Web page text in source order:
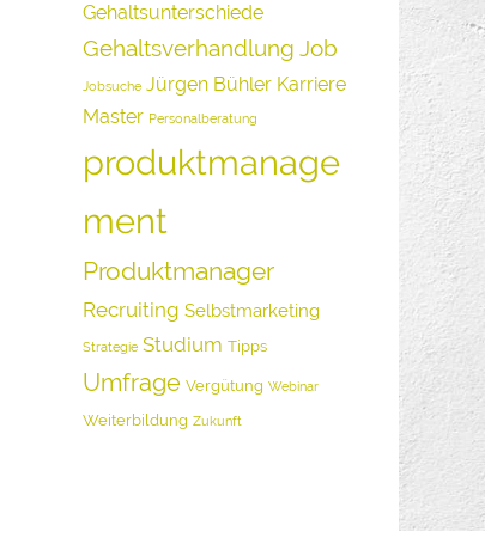
Gehaltsunterschiede
Gehaltsverhandlung Job
Jobsuche Jürgen Bühler Karriere
Master Personalberatung
produktmanage
ment
Produktmanager
Recruiting Selbstmarketing
Strategie Studium Tipps
Umfrage Vergütung Webinar
Weiterbildung Zukunft